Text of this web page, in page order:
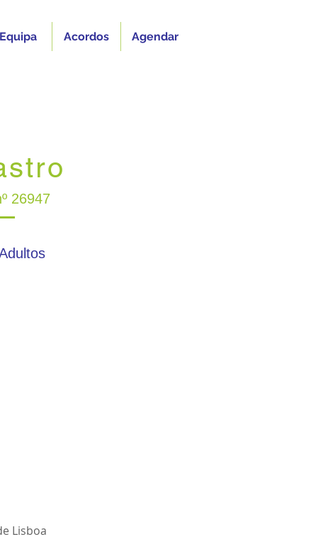
Equipa Acordos Agendar
26947
Lisboa